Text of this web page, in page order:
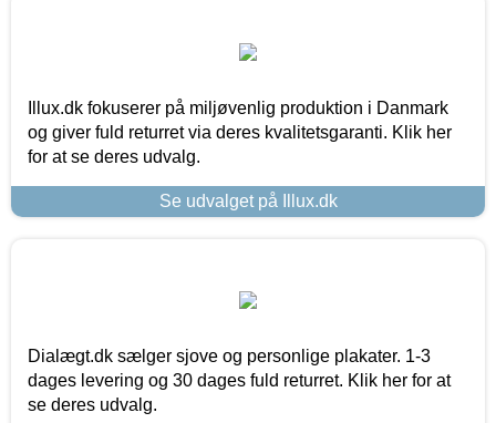
Illux.dk fokuserer på miljøvenlig produktion i Danmark
og giver fuld returret via deres kvalitetsgaranti. Klik her
for at se deres udvalg.
Se udvalget på Illux.dk
Dialægt.dk sælger sjove og personlige plakater. 1-3
dages levering og 30 dages fuld returret. Klik her for at
se deres udvalg.